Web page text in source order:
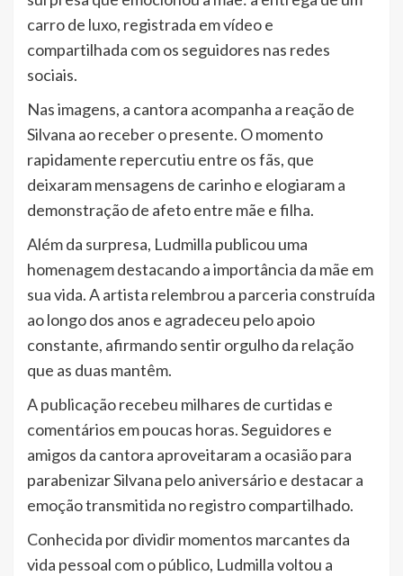
carro de luxo, registrada em vídeo e
compartilhada com os seguidores nas redes
sociais.
Nas imagens, a cantora acompanha a reação de
Silvana ao receber o presente. O momento
rapidamente repercutiu entre os fãs, que
deixaram mensagens de carinho e elogiaram a
demonstração de afeto entre mãe e filha.
Além da surpresa, Ludmilla publicou uma
homenagem destacando a importância da mãe em
sua vida. A artista relembrou a parceria construída
ao longo dos anos e agradeceu pelo apoio
constante, afirmando sentir orgulho da relação
que as duas mantêm.
A publicação recebeu milhares de curtidas e
comentários em poucas horas. Seguidores e
amigos da cantora aproveitaram a ocasião para
parabenizar Silvana pelo aniversário e destacar a
emoção transmitida no registro compartilhado.
Conhecida por dividir momentos marcantes da
vida pessoal com o público, Ludmilla voltou a